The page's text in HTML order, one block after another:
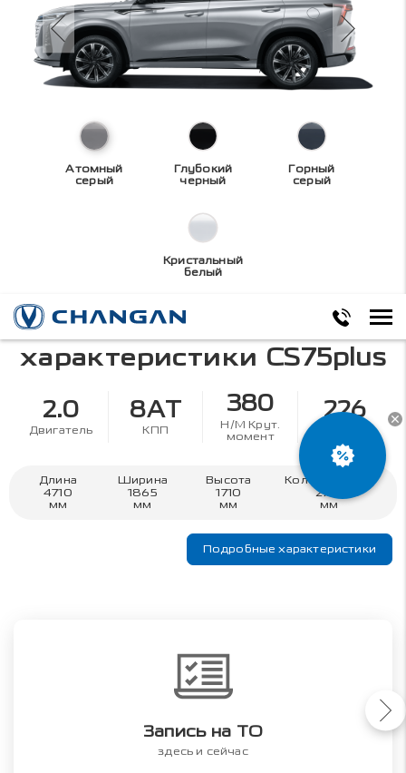
Атомный
серый
Глубокий
черный
Горный
серый
Кристальный
белый
Технические
характеристики CS75plus
2.0
Двигатель
8AT
КПП
380
Н/М Крут.
момент
226
Длина
4710
мм
Ширина
1865
мм
Высота
1710
мм
Колесная база
2710
мм
Подробные характеристики
Запись на ТО
здесь и сейчас